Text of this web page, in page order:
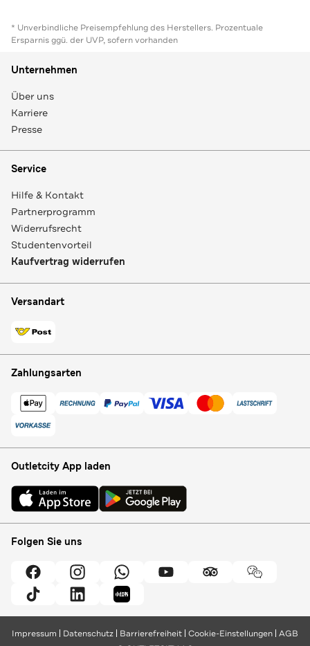
* Unverbindliche Preisempfehlung des Herstellers. Prozentuale
Ersparnis ggü. der UVP, sofern vorhanden
Unternehmen
Über uns
Karriere
Presse
Service
Hilfe & Kontakt
Partnerprogramm
Widerrufsrecht
Studentenvorteil
Kaufvertrag widerrufen
Versandart
Zahlungsarten
Outletcity App laden
Folgen Sie uns
Impressum Datenschutz Barrierefreiheit Cookie-Einstellungen AGB